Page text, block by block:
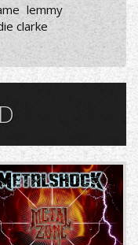
lemmy
clarke